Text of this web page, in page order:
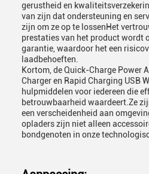
gerustheid en
van zijn dat ondersteuning en
zijn om ze op te lossenHet
prestaties van het product wordt
garantie, waardoor het een
laadbehoeften.
Kortom, de Quick-Charge Power
Charger en Rapid Charging USB
hulpmiddelen voor iedereen die
betrouwbaarheid waardeert.Ze
een verscheidenheid aan
opladers zijn niet alleen
bondgenoten in onze